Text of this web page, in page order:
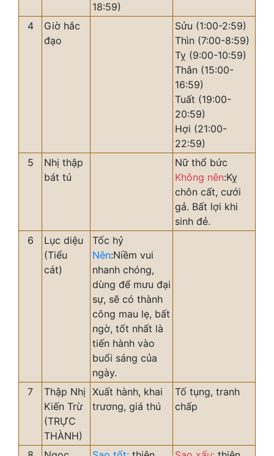
18:59)
4
Giờ hắc
đạo
Sửu (1:00-2:59)
Thìn (7:00-8:59)
Tỵ (9:00-10:59)
Thân (15:00-
16:59)
Tuất (19:00-
20:59)
Hợi (21:00-
22:59)
5
Nhị thập
bát tú
Nữ thổ bức
Không nên:Kỵ
chôn cất, cưới
gả. Bất lợi khi
sinh đẻ.
6
Lục diệu
(Tiểu
cát)
Tốc hỷ
Nên:Niềm vui
nhanh chóng,
dùng để mưu đại
sự, sẽ có thành
công mau lẹ, bất
ngờ, tốt nhất là
tiến hành vào
buổi sáng của
ngày.
7
Thập Nhị
Kiến Trừ
(TRỰC
THÀNH)
Xuất hành, khai
trương, giá thú
Tố tụng, tranh
chấp